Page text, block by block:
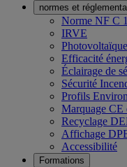
normes et
Norme NF C
IRVE
Photovoltaïque
Efficacité
Éclairage de
Sécurité
Profils
Marquage
Recyclage
Affichage
Accessibilité
Formations